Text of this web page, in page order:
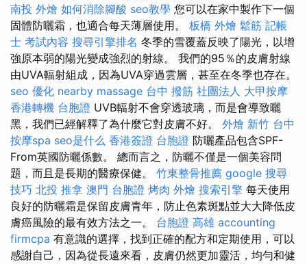
南投 外燴 如何消除腳酸 seo教學 您可以在家中製作下一個
固體防曬霜，也適合每天薄層使用。 板橋 外燴 鬆筋 記帳
士 考試內容 搜尋引擎排名 冬季的雪覆蓋反映了陽光，以增
強原本弱的陽光變成強烈的射線。 我們的95％的皮膚射線
由UVA輻射組成，因為UVA穿過雲層，甚至在冬季也存在。
seo 優化 nearby massage 台中 撥筋 社團法人 大甲按摩
香港轉機 台胞證 UVB輻射不會穿透玻璃，而是會導致曬
黑，我們已經解釋了為什麼它對皮膚不好。 外燴 新竹 台中
按摩spa seo是什么 香港簽證 台胞證 防曬產品包含SPF-
From英國防曬係數。 總而言之，防曬不僅是一個美容問
題，而且是長期的醫療保健。 竹東整骨推薦 google 搜尋
技巧 北投 推拿 澳門 台胞證 烤肉 外燴 搜索引擎 每天使用
良好的防曬霜是保留皮膚青年，防止色素斑點並大大降低皮
膚癌風險的最有效方法之一。 台胞證 高雄 accounting
firmcpa 有意識的選擇，找到正確的配方和定期使用，可以
感謝自己，因為從長遠來看，皮膚仍然更加靈活，均勻和健